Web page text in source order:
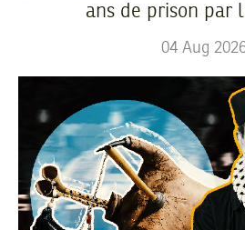
ans de prison par
04 Aug